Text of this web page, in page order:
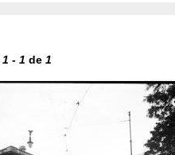
1 - 1 de 1